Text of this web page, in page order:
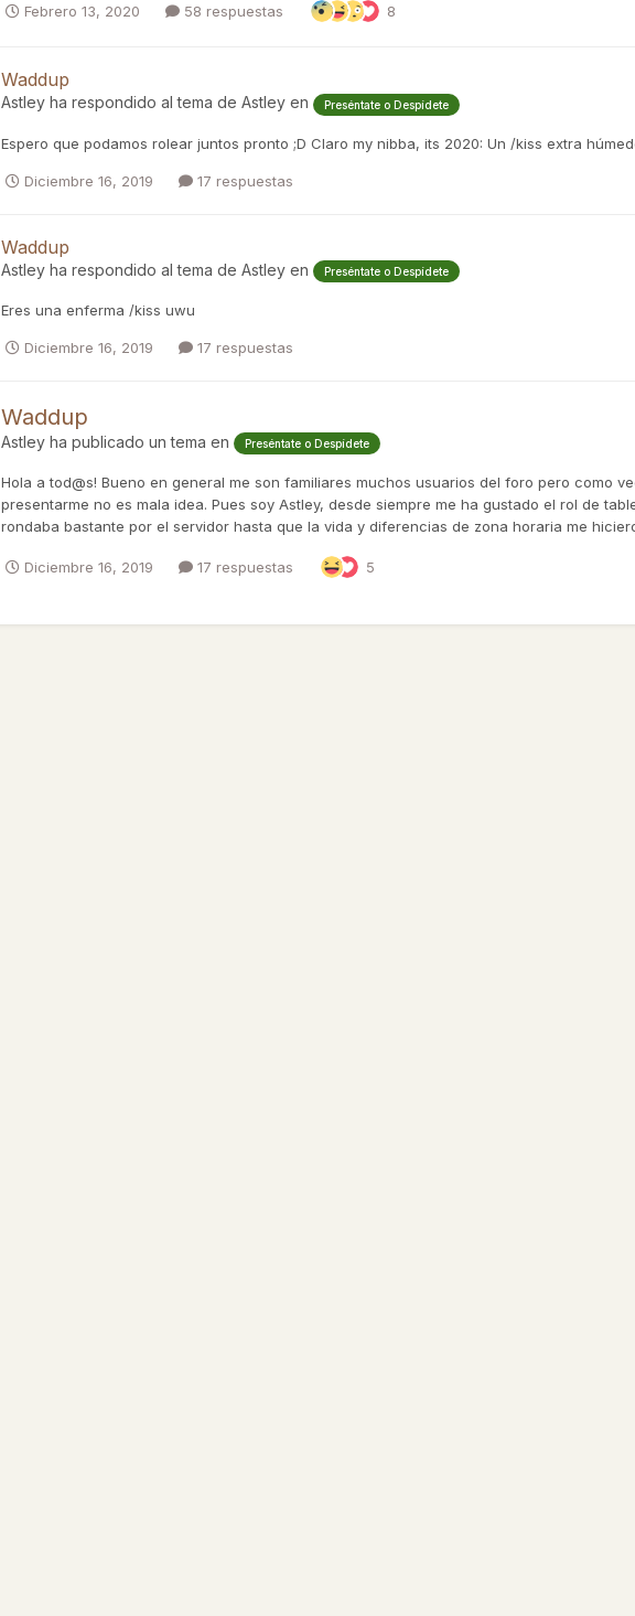
Febrero 13, 2020 58 respuestas 8
Waddup
Astley ha respondido al tema de Astley en Preséntate o Despídete
Espero que podamos rolear juntos pronto ;D Claro my nibba, its 2020: Un /kiss extra
Diciembre 16, 2019 17 respuestas
Waddup
Astley ha respondido al tema de Astley en Preséntate o Despídete
Eres una enferma /kiss uwu
Diciembre 16, 2019 17 respuestas
Waddup
Astley ha publicado un tema en Preséntate o Despídete
Hola a tod@s! Bueno en general me son familiares muchos usuarios del foro pero como
presentarme no es mala idea. Pues soy Astley, desde siempre me ha gustado el rol de
rondaba bastante por el servidor hasta que la vida y diferencias de zona horaria me
Diciembre 16, 2019 17 respuestas 5